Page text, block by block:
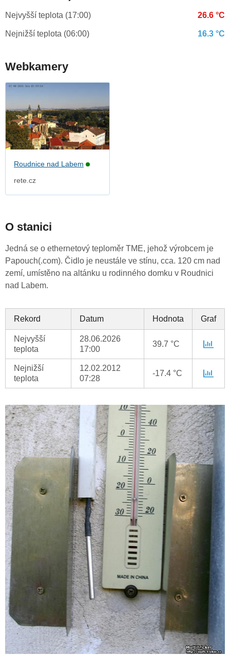
Nejvyšší teplota (17:00) 26.6 °C
Nejnižší teplota (06:00) 16.3 °C
Webkamery
Roudnice nad Labem
rete.cz
O stanici
Jedná se o ethernetový teploměr TME, jehož výrobcem je
Papouch(.com). Čidlo je neustále ve stínu, cca. 120 cm nad
zemí, umístěno na altánku u rodinného domku v Roudnici
nad Labem.
Rekord Datum Hodnota Graf
Nejvyšší
teplota
28.06.2026
17:00
39.7 °C
Nejnižší
teplota
12.02.2012
07:28
-17.4 °C